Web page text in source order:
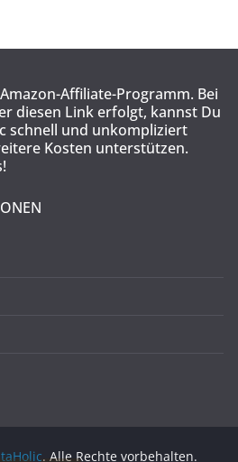
Affiliate-Programm. Bei
diesen Link erfolgt, kannst Du
schnell und unkompliziert
Kosten unterstützen.
. Alle Rechte vorbehalten.